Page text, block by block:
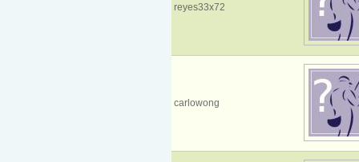
reyes33x72
carlowong